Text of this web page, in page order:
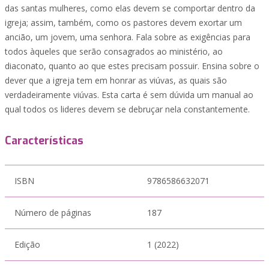
das santas mulheres, como elas devem se comportar dentro da
igreja; assim, também, como os pastores devem exortar um
ancião, um jovem, uma senhora. Fala sobre as exigências para
todos àqueles que serão consagrados ao ministério, ao
diaconato, quanto ao que estes precisam possuir. Ensina sobre o
dever que a igreja tem em honrar as viúvas, as quais são
verdadeiramente viúvas. Esta carta é sem dúvida um manual ao
qual todos os lideres devem se debruçar nela constantemente.
Características
ISBN 9786586632071
Número de páginas 187
Edição 1 (2022)